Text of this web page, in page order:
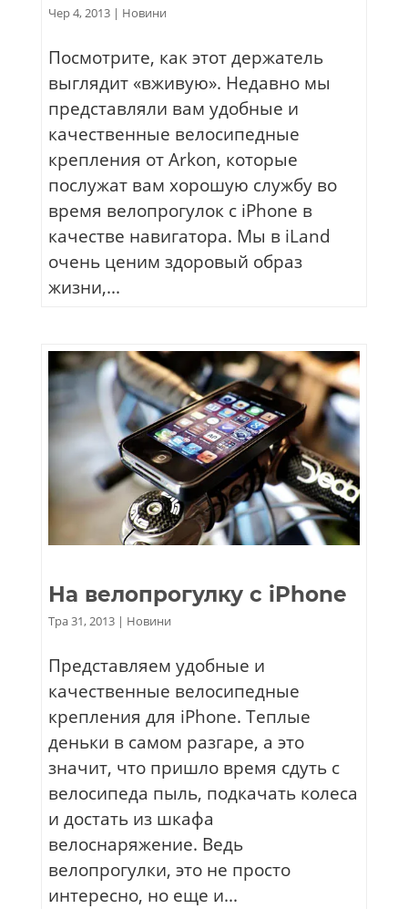
Чер 4, 2013| Новини
Посмотрите, как этот держатель
выглядит «вживую». Недавно мы
представляли вам удобные и
качественные велосипедные
крепления от Arkon, которые
послужат вам хорошую службу во
время велопрогулок с iPhone в
качестве навигатора. Мы в iLand
очень ценим здоровый образ
жизни,...
На велопрогулку с iPhone
Тра 31, 2013| Новини
Представляем удобные и
качественные велосипедные
крепления для iPhone. Теплые
деньки в самом разгаре, а это
значит, что пришло время сдуть с
велосипеда пыль, подкачать колеса
и достать из шкафа
велоснаряжение. Ведь
велопрогулки, это не просто
интересно, но еще и...